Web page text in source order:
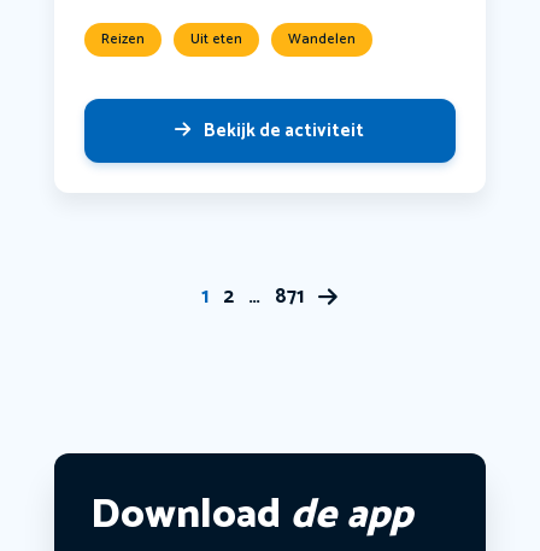
Reizen Uit eten Wandelen
Bekijk de activiteit
1 2 … 871
Download de app